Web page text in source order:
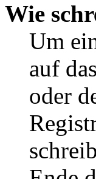
Wie
Um
auf
oder